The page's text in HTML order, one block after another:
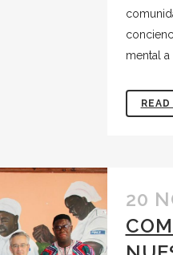
mental a
20